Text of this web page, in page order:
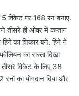
विकेट पर 168 रन बनाए.
तीसरे ही ओवर में कप्तान
का शिकार बने. हिंगे ने
का रास्ता दिखा
तीसरे विकेट के लिए 38
रनों का योगदान दिया और